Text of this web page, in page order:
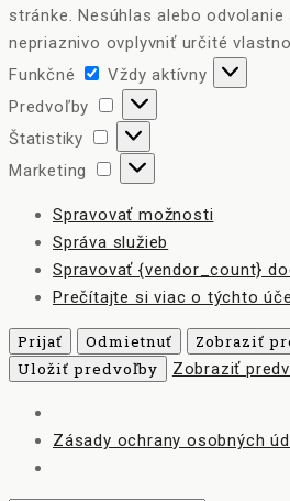
stránke. Nesúhlas alebo odvolanie
nepriaznivo ovplyvniť určité
Funkčné
Funkčné
Vždy aktívny
Predvoľby
Predvoľby
Štatistiky
Štatistiky
Marketing
Marketing
Spravovať možnosti
Správa služieb
Spravovať {vendor_count}
Prečítajte si viac o týchto
Prijať Odmietnuť
Zobraziť
Uložiť predvoľby
Zobraziť
Zásady ochrany osobných